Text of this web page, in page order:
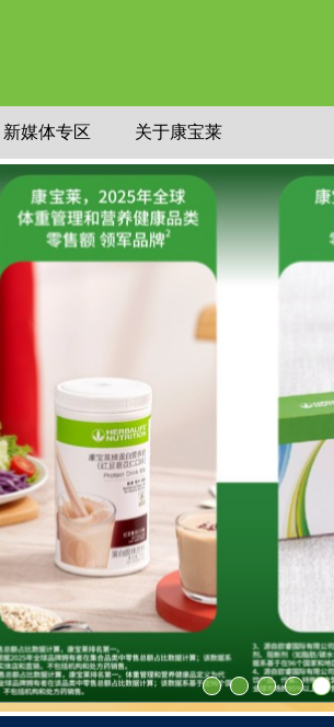
新媒体专区 关于康宝莱
养新风尚
元打造数字化增长平台
博览会，传递“营养+运动”的健康生活理念
面向 SDG 的中国行动”
方式人群的全新选择